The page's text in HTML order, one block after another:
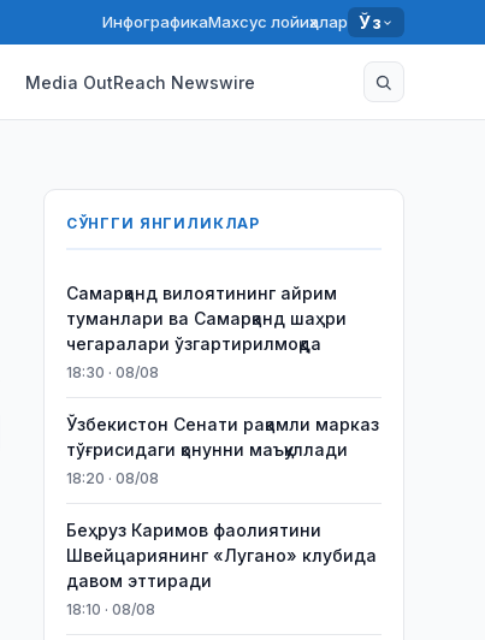
ИнфографикаМахсус лойиҳалар Ўз
Media OutReach Newswire
СЎНГГИ ЯНГИЛИКЛАР
Самарқанд вилоятининг айрим
туманлари ва Самарқанд шаҳри
чегаралари ўзгартирилмоқда
18:30 · 08/08
Ўзбекистон Сенати рақамли марказ
тўғрисидаги қонунни маъқуллади
18:20 · 08/08
Беҳруз Каримов фаолиятини
Швейцариянинг «Лугано» клубида
давом эттиради
18:10 · 08/08